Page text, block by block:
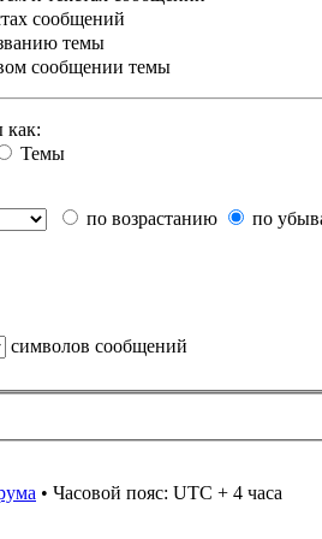
сообщений
темы
сообщении темы
как:
Темы
по возрастанию
по
символов сообщений
• Часовой пояс: UTC + 4 часа